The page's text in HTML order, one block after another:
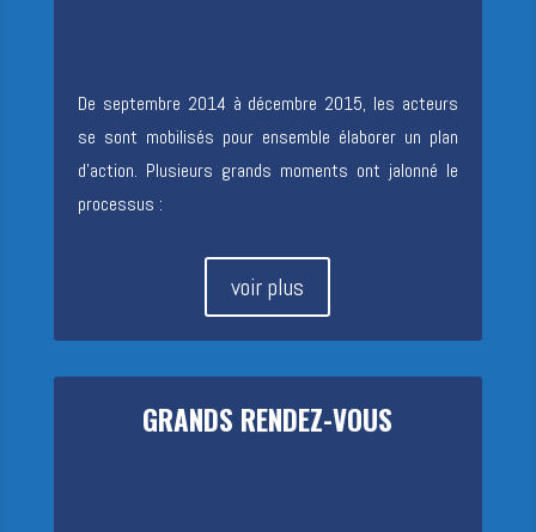
De septembre 2014 à décembre 2015, les acteurs
se sont mobilisés pour ensemble élaborer un plan
d’action. Plusieurs grands moments ont jalonné le
processus :
voir plus
GRANDS RENDEZ-VOUS